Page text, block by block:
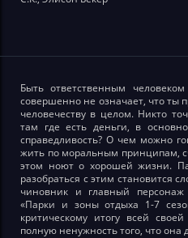
Быть ответственным
совершенно не означает, что ты
человечеству в целом. Никто
там где есть деньги, в
справедливость? О чем можно
жить по моральным принципам,
этом ноют о хорошей жизни.
разобраться с этим становится
чиновник и главный
«Парки и зоны отдыха 1-7
критическому итогу всей
полную ненужность того, что она